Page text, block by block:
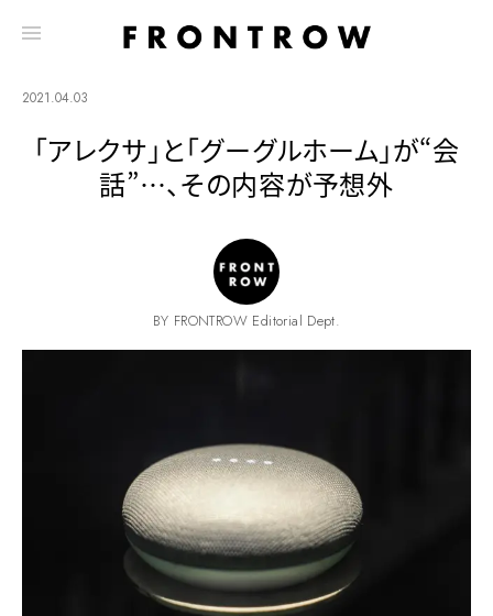
2021.04.03
「アレクサ」と「グーグルホーム」が“会
話”…、その内容が予想外
BY FRONTROW Editorial Dept.